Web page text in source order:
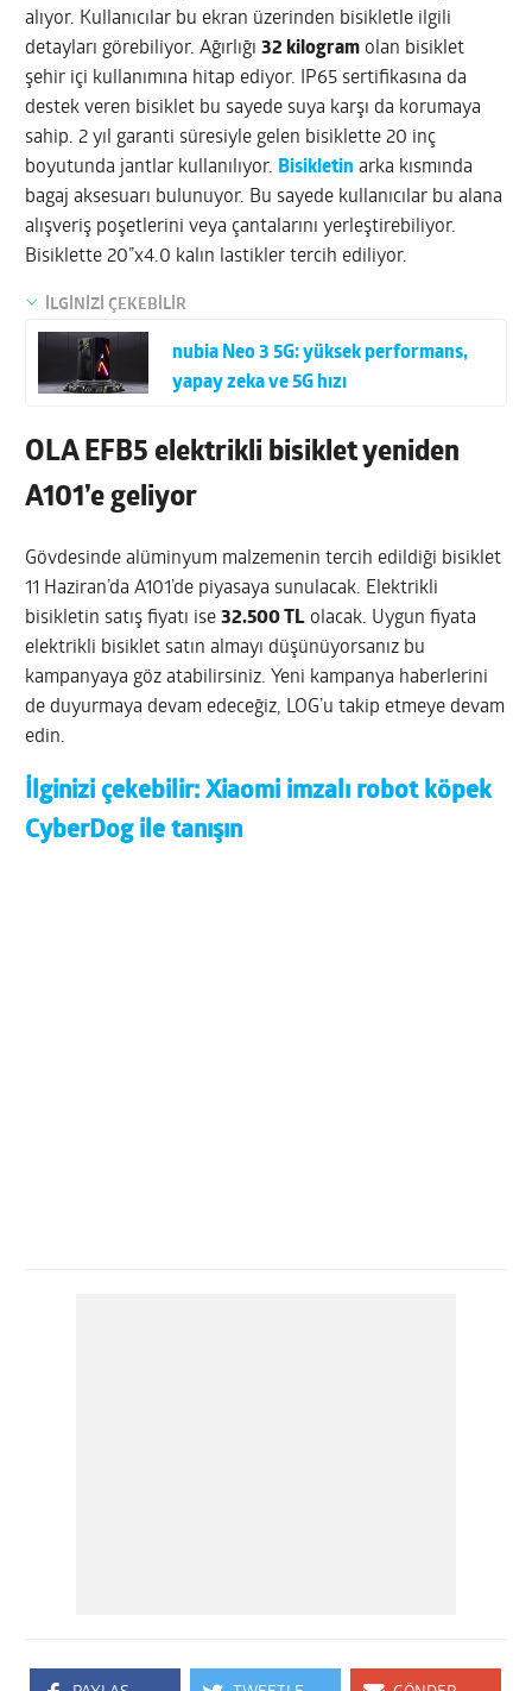
alıyor. Kullanıcılar bu ekran üzerinden bisikletle ilgili
detayları görebiliyor. Ağırlığı32 kilogram olan bisiklet
şehir içi kullanımına hitap ediyor. IP65 sertifikasına da
destek veren bisiklet bu sayede suya karşı da korumaya
sahip. 2 yıl garanti süresiyle gelen bisiklette 20 inç
boyutunda jantlar kullanılıyor. Bisikletin arka kısmında
bagaj aksesuarı bulunuyor. Bu sayede kullanıcılar bu alana
alışveriş poşetlerini veya çantalarını yerleştirebiliyor.
Bisiklette 20”x4.0 kalın lastikler tercih ediliyor.
İLGİNİZİ ÇEKEBİLİR
nubia Neo 3 5G: yüksek performans,
yapay zeka ve 5G hızı
OLA EFB5 elektrikli bisiklet yeniden
A101’e geliyor
Gövdesinde alüminyum malzemenin tercih edildiği bisiklet
11 Haziran’da A101’de piyasaya sunulacak. Elektrikli
bisikletin satış fiyatı ise32.500 TL olacak. Uygun fiyata
elektrikli bisiklet satın almayı düşünüyorsanız bu
kampanyaya göz atabilirsiniz. Yeni kampanya haberlerini
de duyurmaya devam edeceğiz, LOG’u takip etmeye devam
edin.
İlginizi çekebilir:Xiaomi imzalı robot köpek
CyberDog ile tanışın